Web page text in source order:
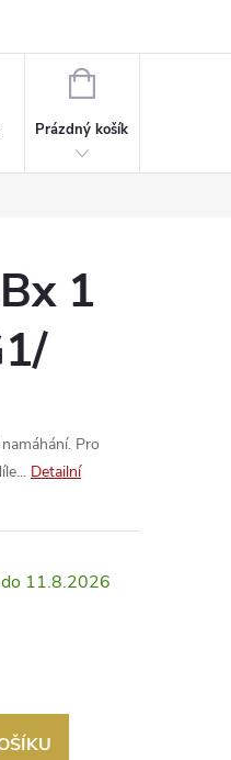
NÁKUPNÍ
Prázdný košík
1
Pro
Detailní
11.8.2026